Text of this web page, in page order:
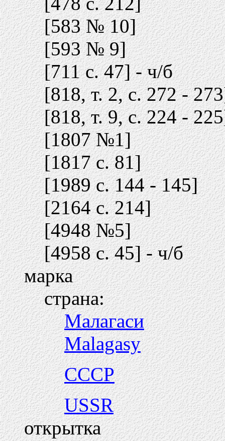
[583 № 10]
[593 № 9]
[711 c. 47] - ч/б
[818, т. 2, с. 272 -
[818, т. 9, с. 224 -
[1807 №1]
[1817 c. 81]
[1989 c. 144 - 145]
[2164 c. 214]
[4948 №5]
[4958 c. 45] - ч/б
марка
страна:
Малагаси
Malagasy
СССР
USSR
открытка